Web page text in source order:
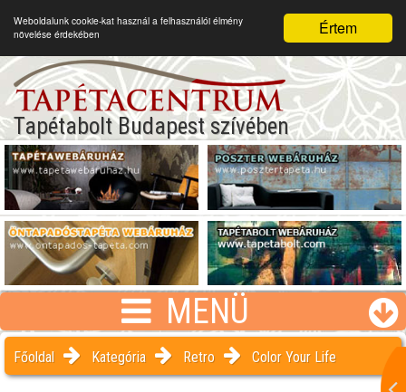
Értem
Weboldalunk cookie-kat használ a felhasználói élmény
növelése érdekében
Tapétabolt Budapest szívében
MENÜ
Főoldal Kategória Retro Color Your Life